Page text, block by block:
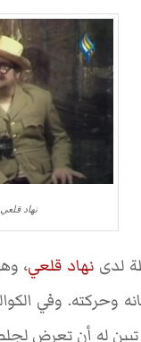
نهاد
لدى نهاد قلعي،
وحركته. وفي
له أن تعرض